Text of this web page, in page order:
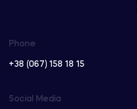
Phone
+38 (067) 158 18 15
Social Media